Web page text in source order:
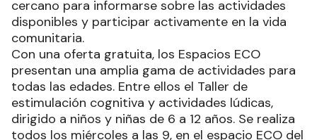
cercano para informarse sobre las actividades
disponibles y participar activamente en la vida
comunitaria.
Con una oferta gratuita, los Espacios ECO
presentan una amplia gama de actividades para
todas las edades. Entre ellos el Taller de
estimulación cognitiva y actividades lúdicas,
dirigido a niños y niñas de 6 a 12 años. Se realiza
todos los miércoles a las 9, en el espacio ECO del